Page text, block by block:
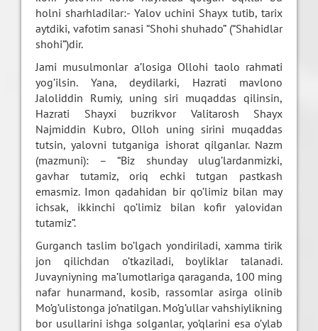
holni sharhladilar:- Yalov uchini Shayx tutib, tarix
aytdiki, vafotim sanasi “Shohi shuhado” (“Shahidlar
shohi”)dir.
Jami musulmonlar a’losiga Ollohi taolo rahmati
yog’ilsin. Yana, deydilarki, Hazrati mavlono
Jaloliddin Rumiy, uning siri muqaddas qilinsin,
Hazrati Shayxi buzrikvor Valitarosh Shayx
Najmiddin Kubro, Olloh uning sirini muqaddas
tutsin, yalovni tutganiga ishorat qilganlar. Nazm
(mazmuni): – “Biz shunday ulug’lardanmizki,
gavhar tutamiz, oriq echki tutgan pastkash
emasmiz. Imon qadahidan bir qo’limiz bilan may
ichsak, ikkinchi qo’limiz bilan kofir yalovidan
tutamiz”.
Gurganch taslim bo’lgach yondiriladi, xamma tirik
jon qilichdan o’tkaziladi, boyliklar talanadi.
Juvayniyning ma’lumotlariga qaraganda, 100 ming
nafar hunarmand, kosib, rassomlar asirga olinib
Mo’g’ulistonga jo’natilgan. Mo’g’ullar vahshiylikning
bor usullarini ishga solganlar, yo’qlarini esa o’ylab